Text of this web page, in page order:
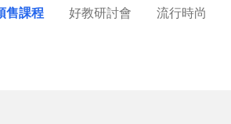
售課程 好教研討會 流行時尚